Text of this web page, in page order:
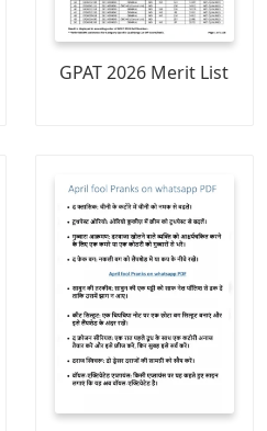
GPAT 2026 Merit List